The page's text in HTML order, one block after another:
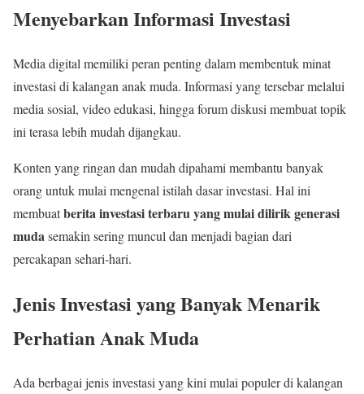
Menyebarkan Informasi Investasi
Media digital memiliki peran penting dalam membentuk minat
investasi di kalangan anak muda. Informasi yang tersebar melalui
media sosial, video edukasi, hingga forum diskusi membuat topik
ini terasa lebih mudah dijangkau.
Konten yang ringan dan mudah dipahami membantu banyak
orang untuk mulai mengenal istilah dasar investasi. Hal ini
membuatberita investasi terbaru yang mulai dilirik generasi
mudasemakin sering muncul dan menjadi bagian dari
percakapan sehari-hari.
Jenis Investasi yang Banyak Menarik
Perhatian Anak Muda
Ada berbagai jenis investasi yang kini mulai populer di kalangan